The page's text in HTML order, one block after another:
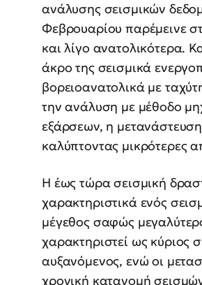
ανάλυσης σεισμικών
Φεβρουαρίου παρέμεινε
και λίγο ανατολικότερα.
άκρο της σεισμικά
βορειοανατολικά με
την ανάλυση με μέθοδο
εξάρσεων, η
καλύπτοντας μικρότερες
Η έως τώρα σεισμική
χαρακτηριστικά ενός
μέγεθος σαφώς
χαρακτηριστεί ως κύριος
αυξανόμενος, ενώ οι
χρονική κατανομή